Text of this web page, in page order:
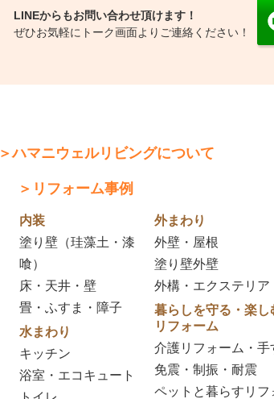
LINEからもお問い合わせ頂けます！
ぜひお気軽にトーク画面よりご連絡ください！
＞ハマニウェルリビングについて
＞リフォーム事例
内装
塗り壁（珪藻土・漆
喰）
床・天井・壁
畳・ふすま・障子
水まわり
キッチン
浴室・エコキュート
外まわり
外壁・屋根
塗り壁外壁
外構・エクステリア
暮らしを守る・楽し
リフォーム
介護リフォーム・手
免震・制振・耐震
ペットと暮らすリフ